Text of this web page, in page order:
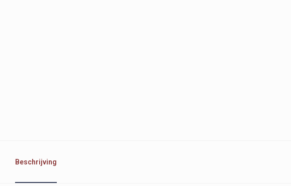
Beschrijving